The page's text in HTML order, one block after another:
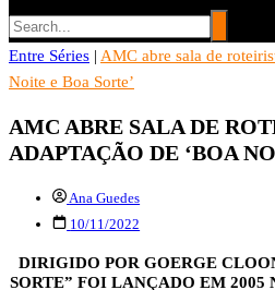
Entre Séries
Entretenha-se!
Entre Séries | AMC abre sala de
Noite e Boa Sorte’
AMC ABRE SALA DE
ADAPTAÇÃO DE ‘BOA
Ana Guedes
10/11/2022
DIRIGIDO POR GOERGE
SORTE” FOI LANÇADO EM 2005